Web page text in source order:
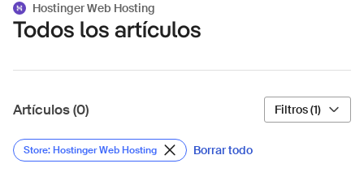
Hostinger Web Hosting
Todos los artículos
Artículos (0) Filtros (1)
Store: Hostinger Web Hosting Borrar todo